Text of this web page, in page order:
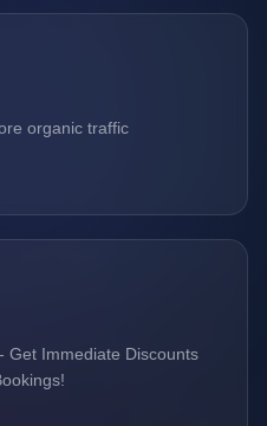
organic traffic
Get Immediate Discounts